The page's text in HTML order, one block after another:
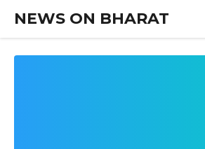
content
NEWS ON BHARAT